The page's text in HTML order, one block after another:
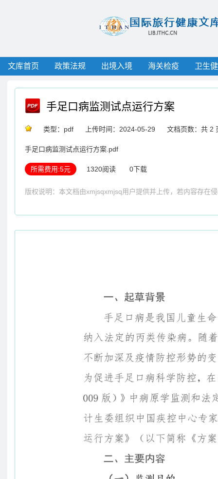
文库首页 政策法规 出境入境 海关检疫 卫生
手足口病监测试点运行方案
类型：pdf 上传时间：2024-05-29 文档页数：共 2
手足口病监测试点运行方案.pdf
所需费用:5元 1320阅读 0下载
版权说明：本文档由xmjsqxmjsq用户提供并上传，若内容存在